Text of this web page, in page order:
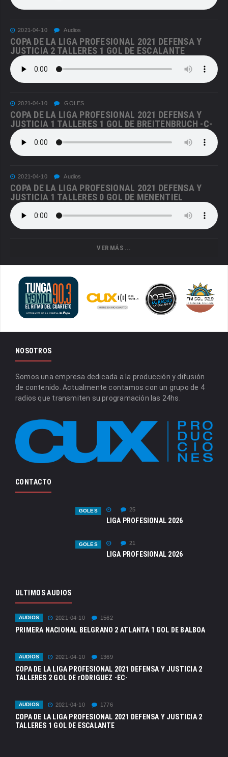
2021-04-10 Audios
COPA DE LA LIGA PROFESIONAL 2021 DEFENSA Y
JUSTICIA 2 TALLERES 1 GOL DE ESCALANTE
2021-04-10 GOLES
COPA DE LA LIGA PROFESIONAL 2021 DEFENSA Y
JUSTICIA 1 TALLERES 1 GOL DE BREITENBRUCH -C-
2021-04-10 Audios
COPA DE LA LIGA PROFESIONAL 2021 DEFENSA Y
JUSTICIA 1 TALLERES 0 GOL DE MENENTIEL
VER MÁS ...
NOSOTROS
Somos una empresa dedicada a la producción y difusión
de contenido. Actualmente contamos con un grupo de 4
radios que transmiten su programación las 24hs.
CONTACTO
GOLES 25
LIGA PROFESIONAL 2026
GOLES 21
LIGA PROFESIONAL 2026
ULTIMOS AUDIOS
AUDIOS 2021-04-10 1562
PRIMERA NACIONAL BELGRANO 2 ATLANTA 1 GOL DE BALBOA
AUDIOS 2021-04-10 1369
COPA DE LA LIGA PROFESIONAL 2021 DEFENSA Y JUSTICIA 2
TALLERES 2 GOL DE rODRIGUEZ -EC-
AUDIOS 2021-04-10 1776
COPA DE LA LIGA PROFESIONAL 2021 DEFENSA Y JUSTICIA 2
TALLERES 1 GOL DE ESCALANTE